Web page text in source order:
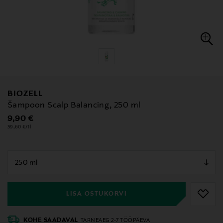
BIOZELL
Šampoon Scalp Balancing, 250 ml
Original Price
9,90 €
39,60 €/1l
LISA OSTUKORVI
KOHE SAADAVAL TARNEAEG 2-7 TÖÖPÄEVA